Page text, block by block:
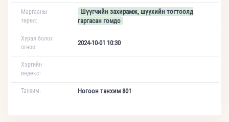
Маргааны
төрөл:
Шүүгчийн захирамж, шүүхийн тогтоолд
гаргасан гомдо
Хурал болох
огноо:
2024-10-01 10:30
Хэргийн
индекс:
Танхим: Ногоон танхим 801